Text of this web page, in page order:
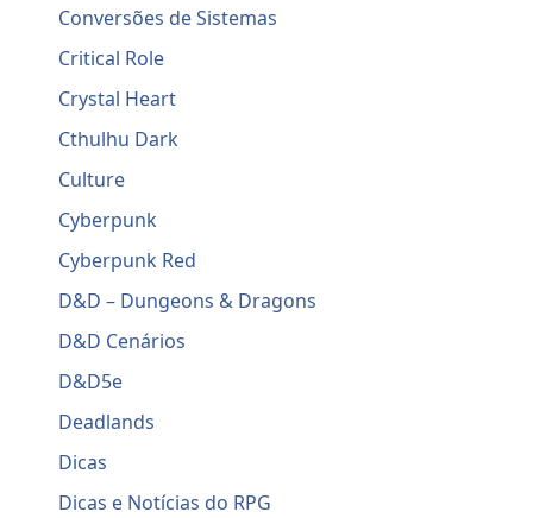
Conversões de Sistemas
Critical Role
Crystal Heart
Cthulhu Dark
Culture
Cyberpunk
Cyberpunk Red
D&D – Dungeons & Dragons
D&D Cenários
D&D5e
Deadlands
Dicas
Dicas e Notícias do RPG